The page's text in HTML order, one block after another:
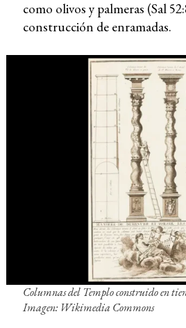
como olivos y palmeras (Sal
construcción de enramadas.
Columnas del Templo construido en
Imagen: Wikimedia Commons